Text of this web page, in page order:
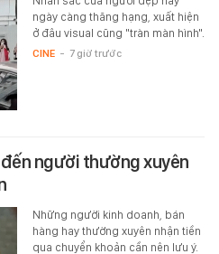
ngày càng thăng hạng, xuất hiện
ở đâu visual cũng "tràn màn hình".
CINE - 7 giờ trước
người thường xuyên
Những người kinh doanh, bán
hàng hay thường xuyên nhận tiền
qua chuyển khoản cần nên lưu ý.